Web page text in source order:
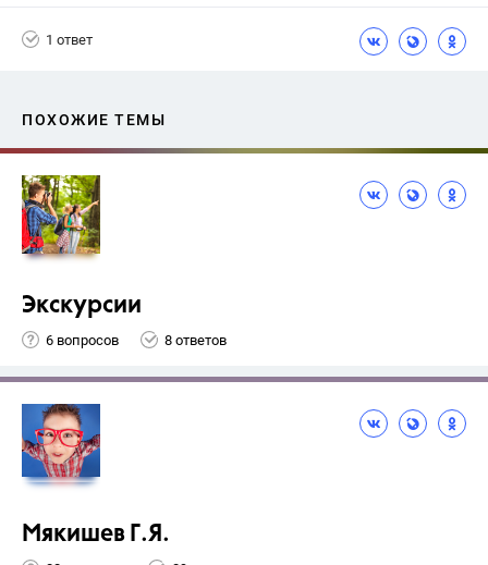
1 ответ
ПОХОЖИЕ ТЕМЫ
Экскурсии
6 вопросов 8 ответов
Мякишев Г.Я.